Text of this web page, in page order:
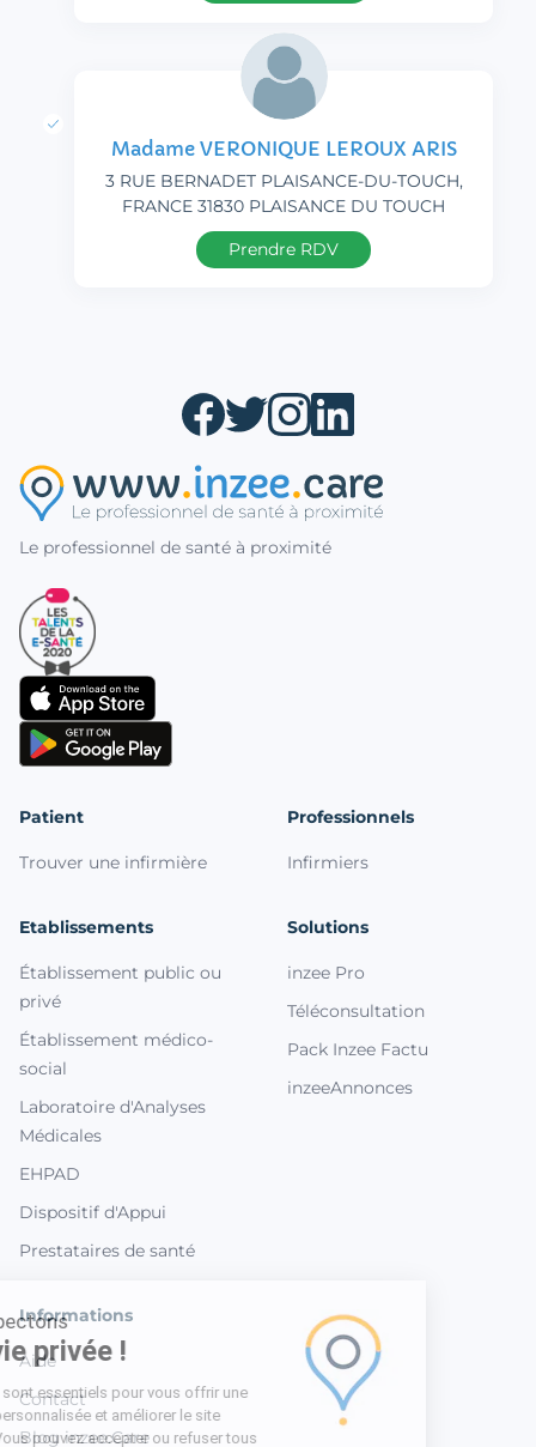
Nous respectons
votre vie privée !
Les cookies sont essentiels pour vous offrir une
expérience personnalisée et améliorer le site
Inzee.Care. Vous pouvez accepter ou refuser tous
Madame VERONIQUE LEROUX ARIS
3 RUE BERNADET PLAISANCE-DU-TOUCH,
FRANCE 31830 PLAISANCE DU TOUCH
Prendre RDV
Le professionnel de santé à proximité
Patient
Trouver une infirmière
Professionnels
Infirmiers
Etablissements
Établissement public ou
privé
Établissement médico-
social
Laboratoire d'Analyses
Médicales
EHPAD
Dispositif d'Appui
Prestataires de santé
Solutions
inzee Pro
Téléconsultation
Pack Inzee Factu
inzeeAnnonces
Informations
Aide
Contact
Blog inzee.Care